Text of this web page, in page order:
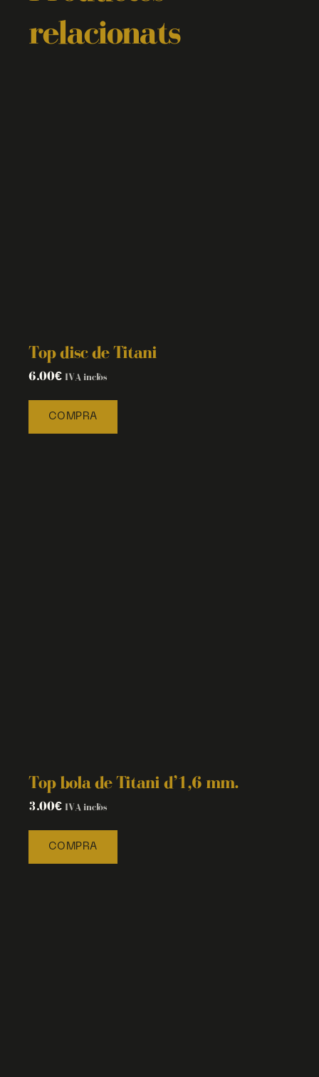
relacionats
Top disc de Titani
6.00€ IVA inclòs
COMPRA
Top bola de Titani d’1,6 mm.
3.00€ IVA inclòs
COMPRA